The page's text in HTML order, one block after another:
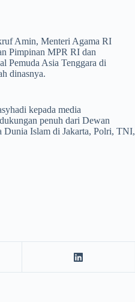
Amin, Menteri Agama RI
Pimpinan MPR RI dan
Pemuda Asia Tenggara di
dinasnya.
kepada media
penuh dari Dewan
Islam di Jakarta, Polri, TNI,